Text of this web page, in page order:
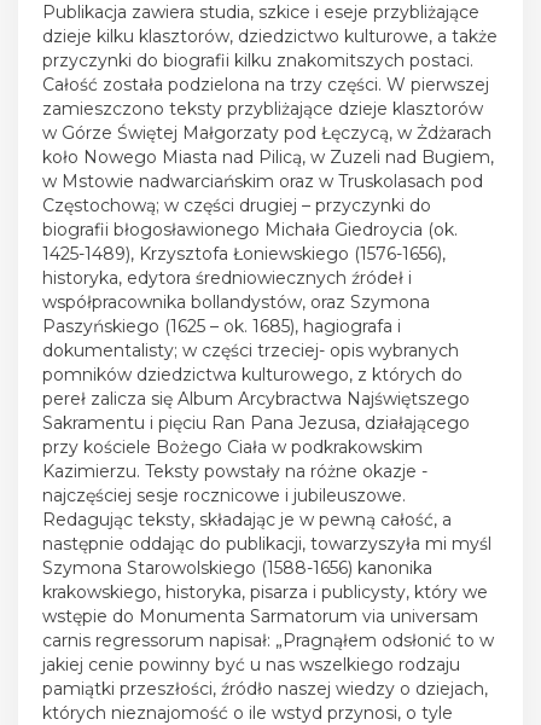
Publikacja zawiera studia, szkice i eseje przybliżające
dzieje kilku klasztorów, dziedzictwo kulturowe, a także
przyczynki do biografii kilku znakomitszych postaci.
Całość została podzielona na trzy części. W pierwszej
zamieszczono teksty przybliżające dzieje klasztorów
w Górze Świętej Małgorzaty pod Łęczycą, w Żdżarach
koło Nowego Miasta nad Pilicą, w Zuzeli nad Bugiem,
w Mstowie nadwarciańskim oraz w Truskolasach pod
Częstochową; w części drugiej – przyczynki do
biografii błogosławionego Michała Giedroycia (ok.
1425-1489), Krzysztofa Łoniewskiego (1576-1656),
historyka, edytora średniowiecznych źródeł i
współpracownika bollandystów, oraz Szymona
Paszyńskiego (1625 – ok. 1685), hagiografa i
dokumentalisty; w części trzeciej- opis wybranych
pomników dziedzictwa kulturowego, z których do
pereł zalicza się Album Arcybractwa Najświętszego
Sakramentu i pięciu Ran Pana Jezusa, działającego
przy kościele Bożego Ciała w podkrakowskim
Kazimierzu. Teksty powstały na różne okazje -
najczęściej sesje rocznicowe i jubileuszowe.
Redagując teksty, składając je w pewną całość, a
następnie oddając do publikacji, towarzyszyła mi myśl
Szymona Starowolskiego (1588-1656) kanonika
krakowskiego, historyka, pisarza i publicysty, który we
wstępie do Monumenta Sarmatorum via universam
carnis regressorum napisał: „Pragnąłem odsłonić to w
jakiej cenie powinny być u nas wszelkiego rodzaju
pamiątki przeszłości, źródło naszej wiedzy o dziejach,
których nieznajomość o ile wstyd przynosi, o tyle